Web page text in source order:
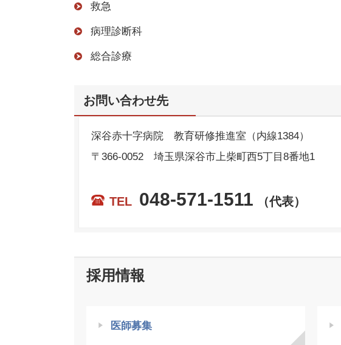
救急
病理診断科
総合診療
お問い合わせ先
深谷赤十字病院 教育研修推進室（内線1384）
〒366-0052 埼玉県深谷市上柴町西5丁目8番地1
TEL 048-571-1511 （代表）
採用情報
医師募集